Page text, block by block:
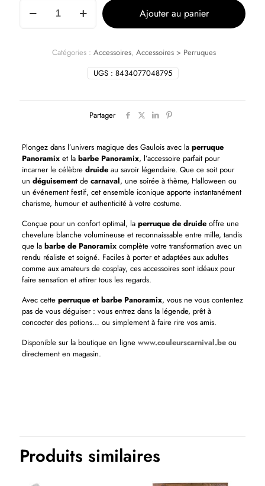
Ajouter au panier
UGS : 8434077048795
Catégories : Accessoires, Accessoires > Perruques
Partager
Plongez dans l’univers magique des Gaulois avec la perruque
Panoramixet la barbe Panoramix, l’accessoire parfait pour
incarner le célèbre druideau savoir légendaire. Que ce soit pour
un déguisementde carnaval, une soirée à thème, Halloween ou
un événement festif, cet ensemble iconique apporte instantanément
charisme, humour et authenticité à votre costume.
Conçue pour un confort optimal, la perruque de druideoffre une
chevelure blanche volumineuse et reconnaissable entre mille, tandis
que la barbe de Panoramixcomplète votre transformation avec un
rendu réaliste et soigné. Faciles à porter et adaptées aux adultes
comme aux amateurs de cosplay, ces accessoires sont idéaux pour
faire sensation et attirer tous les regards.
Avec cette perruque et barbe Panoramix, vous ne vous contentez
pas de vous déguiser : vous entrez dans la légende, prêt à
concocter des potions… ou simplement à faire rire vos amis.
Disponible sur la boutique en ligne www.couleurscarnival.beou
directement en magasin.
Produits similaires